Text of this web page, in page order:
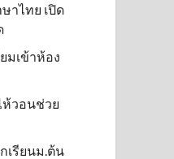
าไทย เปิด
มเข้าห้อง
ห้วอนช่วย
เรียนม.ต้น